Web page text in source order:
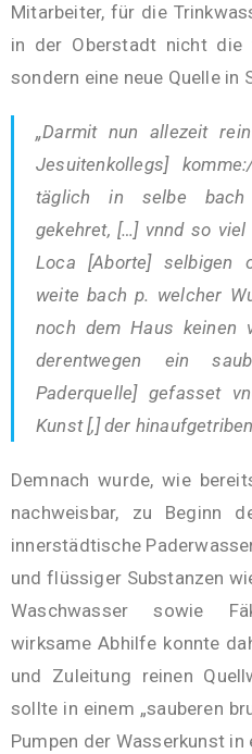
Mitarbeiter, für die
in der Oberstadt nicht die
sondern eine neue Quelle in
„Darmit nun allezeit
Jesuitenkollegs]
täglich in selbe bach
gekehret, […] vnnd so
Loca [Aborte] selbigen
weite bach p. welcher
noch dem Haus keinen
derentwegen ein
Paderquelle] gefasset
Kunst [,] der
Demnach wurde, wie
nachweisbar, zu Beginn
innerstädtische
und flüssiger Substanzen
Waschwasser sowie
wirksame Abhilfe konnte
und Zuleitung reinen
sollte in einem „sauberen
Pumpen der Wasserkunst